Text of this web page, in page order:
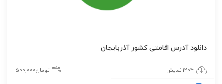
دانلود آدرس اقامتی کشور آذربایجان
1204 نمایش تومان500,000